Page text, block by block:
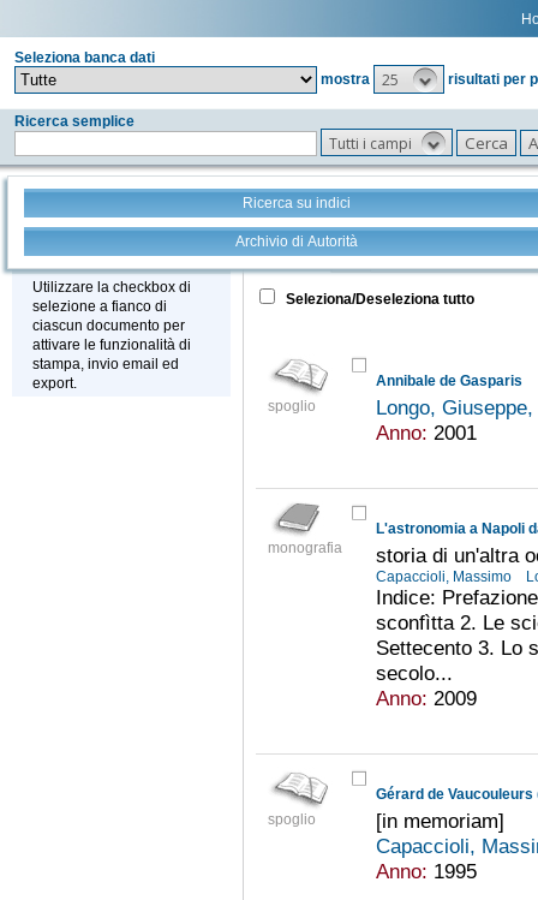
Seleziona banca dati
mostra
25 risultati per
Ricerca semplice
Tutti i campi
Ricerca su indici
Archivio di Autorità
Stampa - Email - Export
Utilizzare la checkbox di
selezione a fianco di
ciascun documento per
attivare le funzionalità di
stampa, invio email ed
export.
Tutto +
Seleziona/Deseleziona tutto
spoglio
Annibale de Gasparis
Longo,
Anno: 2001
monografia
L'astronomia a Napoli
storia di un'altra
Capaccioli, Massimo
Indice:
sconfìtta 2. Le
Settecento 3. Lo
secolo...
Anno: 2009
spoglio
Gérard de Vaucouleurs
[in memoriam]
Capaccioli,
Anno: 1995